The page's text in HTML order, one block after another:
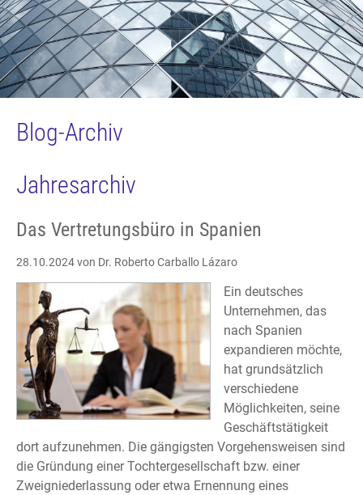
Blog-Archiv
Jahresarchiv
Das Vertretungsbüro in Spanien
28.10.2024von Dr. Roberto Carballo Lázaro
Ein deutsches
Unternehmen, das
nach Spanien
expandieren möchte,
hat grundsätzlich
verschiedene
Möglichkeiten, seine
Geschäftstätigkeit
dort aufzunehmen. Die gängigsten Vorgehensweisen sind
die Gründung einer Tochtergesellschaft bzw. einer
Zweigniederlassung oder etwa Ernennung eines